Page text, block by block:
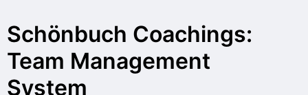
Schönbuch Coachings:
Team Management
System